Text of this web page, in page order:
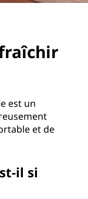
est un
et de
il si